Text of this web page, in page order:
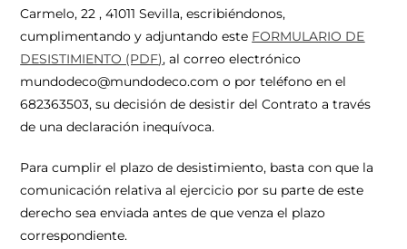
Carmelo, 22 , 41011 Sevilla, escribiéndonos,
cumplimentando y adjuntando este FORMULARIO DE
DESISTIMIENTO (PDF), al correo electrónico
mundodeco@mundodeco.com o por teléfono en el
682363503, su decisión de desistir del Contrato a través
de una declaración inequívoca.
Para cumplir el plazo de desistimiento, basta con que la
comunicación relativa al ejercicio por su parte de este
derecho sea enviada antes de que venza el plazo
correspondiente.